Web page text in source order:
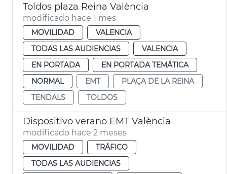
Toldos plaza Reina València
modificado hace 1 mes
MOVILIDAD
VALENCIA
TODAS LAS AUDIENCIAS
VALENCIA
EN PORTADA
EN PORTADA TEMÁTICA
NORMAL
EMT
PLAÇA DE LA REINA
TENDALS
TOLDOS
Dispositivo verano EMT València
modificado hace 2 meses
MOVILIDAD
TRÁFICO
TODAS LAS AUDIENCIAS